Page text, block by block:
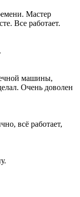
Мастер
Все работает.
машины,
Очень доволен
всё работает,